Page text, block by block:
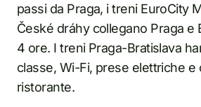
passi da Praga, i treni EuroCity
České dráhy collegano Praga e
4 ore. I treni Praga-Bratislava
classe, Wi-Fi, prese elettriche e
ristorante.